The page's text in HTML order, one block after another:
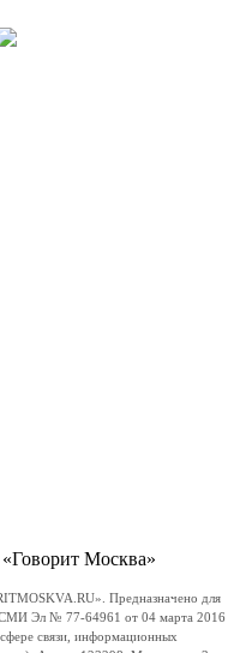
Москва»
Предназначено для
СМИ Эл № 77-64961 от 04 марта 2016
связи, информационных